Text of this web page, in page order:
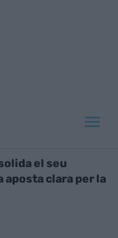
el seu
clara per la